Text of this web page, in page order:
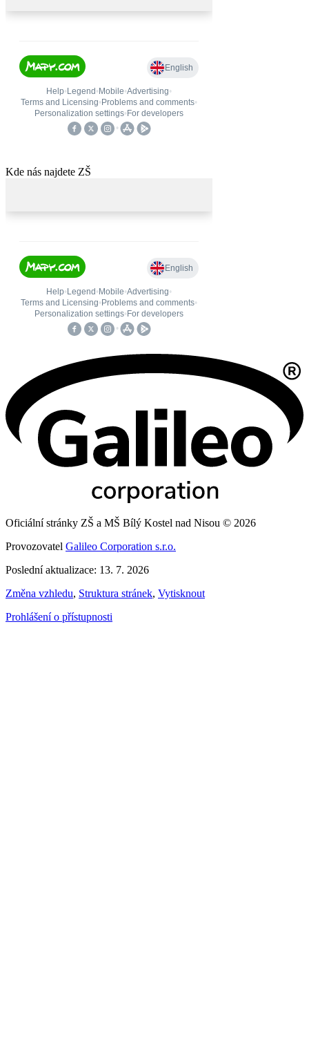
Kde nás najdete ZŠ
Oficiální stránky ZŠ a MŠ Bílý Kostel nad Nisou © 2026
Provozovatel Galileo Corporation s.r.o.
Poslední aktualizace: 13. 7. 2026
Změna vzhledu, Struktura stránek, Vytisknout
Prohlášení o přístupnosti